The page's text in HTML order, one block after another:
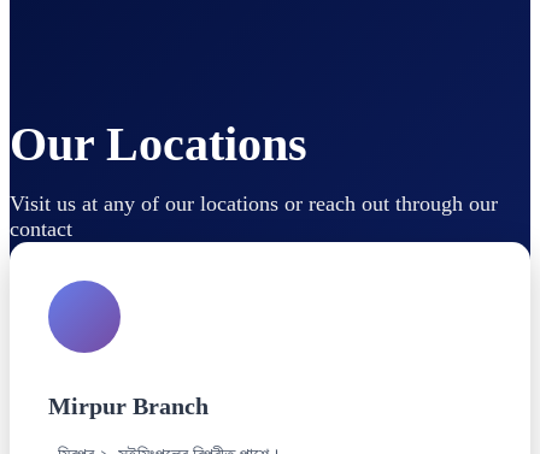
Our Locations
Visit us at any of our locations or reach out through our
contact
Mirpur Branch